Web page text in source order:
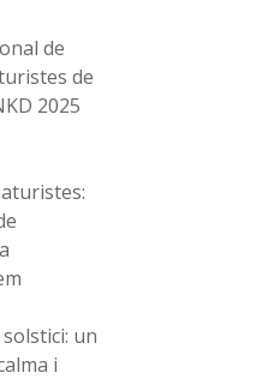
de
de
2025
un
i